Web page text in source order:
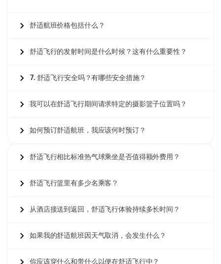
飞行员技术很棒，显然已经飞行了18年。他在我们漂浮的时
候指出了很多东西，但我大多数时间只是发呆。飞过的时间
部分。唯一的缺点是凌晨4点就要起床，但这是无法避免
的。不过，日出弥补了一切。
6 一月 2026
舒适热气球飞行 – 卡帕多奇亚尊享日出体验
在，因为处理这一切的团队做得很好。
Marc T
没有被夸大（实际上很美）。周围大约有40个其他热气球，
舒适航班价格包括什么？
舒适飞行的发射时间是什么时候？这有什么重要性？
7. 舒适飞行安全吗？有哪些安全措施？
我可以在舒适飞行期间请求特定的摄影篮子位置吗？
如何预订舒适航班，我应该何时预订？
舒适飞行相比标准热气球乘坐是否值得额外费用？
舒适飞行篮里有多少名乘客？
从酒店接送到返回，舒适飞行体验持续多长时间？
如果我的舒适航班因天气取消，会发生什么？
你应该穿什么和带什么以便在舒适飞行中？